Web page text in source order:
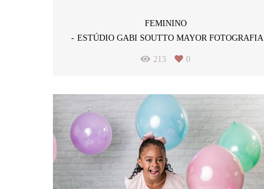
FEMININO
ESTÚDIO GABI SOUTTO MAYOR FOTOGRAFIA
213 0